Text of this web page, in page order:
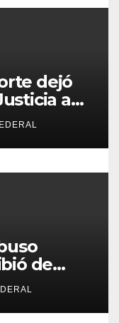
dejó
aún
un peso
de
del
La